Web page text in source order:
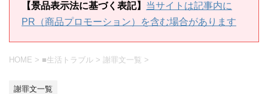
【景品表示法に基づく表記】 当サイトは記事内に
PR（商品プロモーション）を含む場合があります
HOME > ■生活トラブル > 謝罪文一覧 >
謝罪文一覧